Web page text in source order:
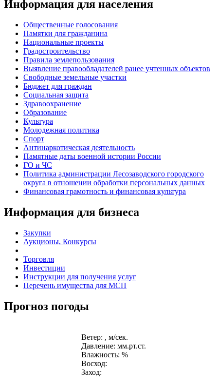
Информация для населения
Общественные голосования
Памятки для гражданина
Национальные проекты
Градостроительство
Правила землепользования
Выявление правообладателей ранее учтенных объектов
Свободные земельные участки
Бюджет для граждан
Социальная защита
Здравоохранение
Образование
Культура
Молодежная политика
Спорт
Антинаркотическая деятельность
Памятные даты военной истории России
ГО и ЧС
Политика администрации Лесозаводского городского
округа в отношении обработки персональных данных
Финансовая грамотность и финансовая культура
Информация для бизнеса
Закупки
Аукционы, Конкурсы
Торговля
Инвестиции
Инструкции для получения услуг
Перечень имущества для МСП
Прогноз погоды
Ветер: , м/сек.
Давление: мм.рт.ст.
Влажность: %
Восход:
Заход: